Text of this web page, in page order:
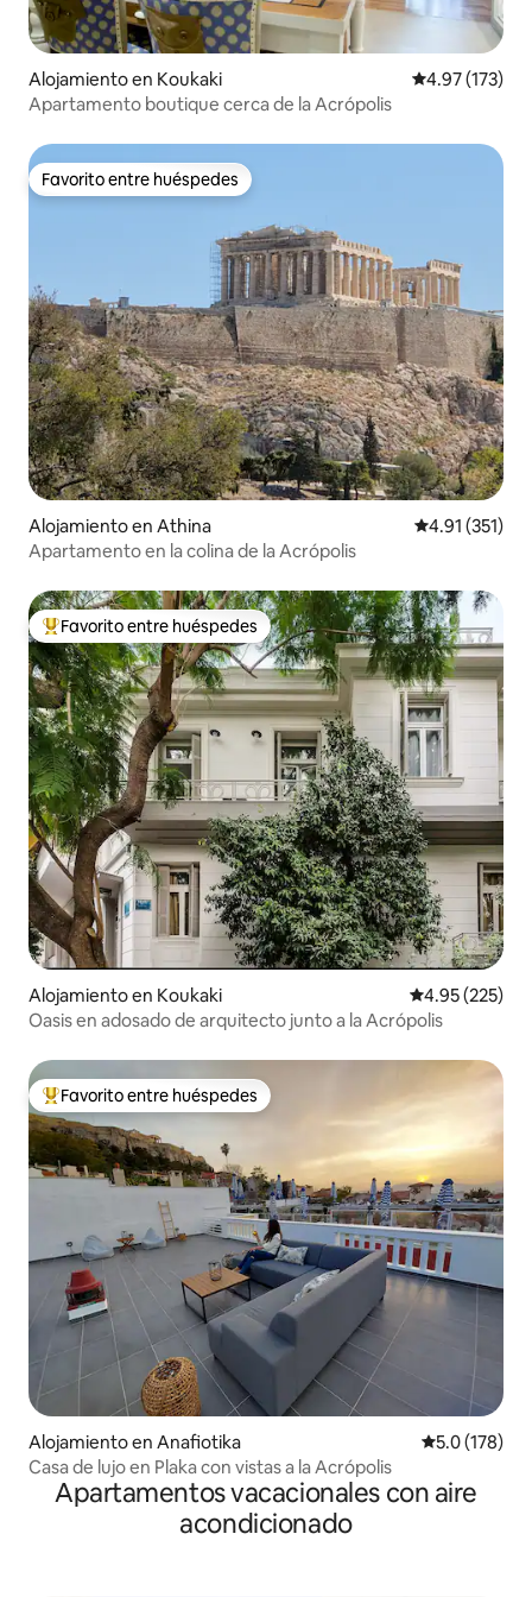
Alojamiento en Koukaki Calificación
4.97 (173)
Apartamento boutique cerca de la Acrópolis
Favorito entre huéspedes
Favorito entre huéspedes
Alojamiento en Athina Calificación
4.91 (351)
Apartamento en la colina de la Acrópolis
Favorito entre huéspedes preferido
Favorito entre huéspedes
Alojamiento en Koukaki Calificación
4.95 (225)
Oasis en adosado de arquitecto junto a la Acrópolis
Favorito entre huéspedes preferido
Favorito entre huéspedes
Alojamiento en Anafiotika Calificación
5.0 (178)
Casa de lujo en Plaka con vistas a la Acrópolis
Apartamentos vacacionales con aire
acondicionado